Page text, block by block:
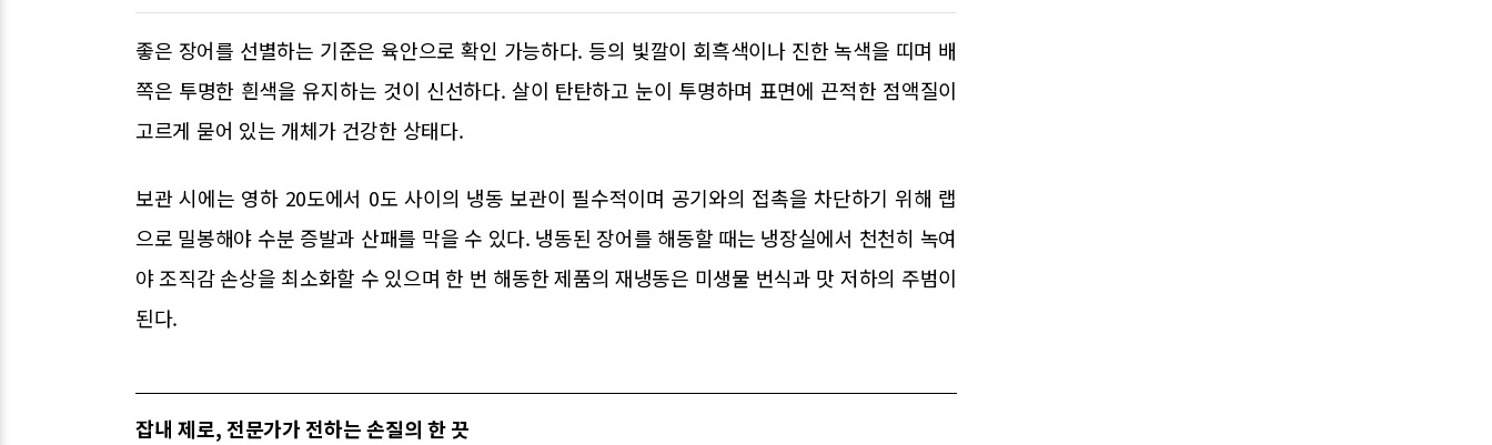
좋은 장어를 선별하는 기준은 육안으로 확인 가능하다. 등의 빛깔이 회흑색이나 진한 녹색을 띠며 배
쪽은 투명한 흰색을 유지하는 것이 신선하다. 살이 탄탄하고 눈이 투명하며 표면에 끈적한 점액질이
고르게 묻어 있는 개체가 건강한 상태다.
보관 시에는 영하 20도에서 0도 사이의 냉동 보관이 필수적이며 공기와의 접촉을 차단하기 위해 랩
으로 밀봉해야 수분 증발과 산패를 막을 수 있다. 냉동된 장어를 해동할 때는 냉장실에서 천천히 녹여
야 조직감 손상을 최소화할 수 있으며 한 번 해동한 제품의 재냉동은 미생물 번식과 맛 저하의 주범이
된다.
잡내 제로, 전문가가 전하는 손질의 한 끗